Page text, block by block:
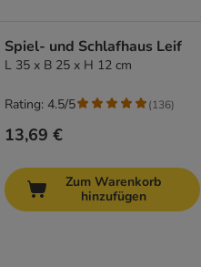
Spiel- und Schlafhaus Leif
L 35 x B 25 x H 12 cm
13,69 €
Rating: 4.5/5 (136)
Zum Warenkorb
hinzufügen